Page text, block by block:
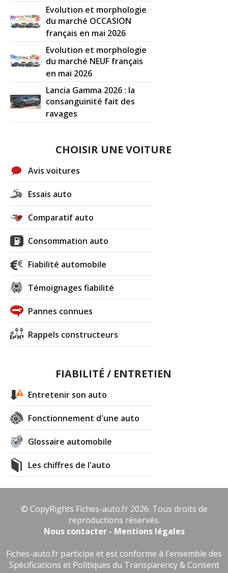
Evolution et morphologie
du marché OCCASION
français en mai 2026
Evolution et morphologie
du marché NEUF français
en mai 2026
Lancia Gamma 2026 : la
consanguinité fait des
ravages
CHOISIR UNE VOITURE
Avis voitures
Essais auto
Comparatif auto
Consommation auto
Fiabilité automobile
Témoignages fiabilité
Pannes connues
Rappels constructeurs
FIABILITÉ / ENTRETIEN
Entretenir son auto
Fonctionnement d'une auto
Glossaire automobile
Les chiffres de l'auto
© CopyRights Fiches-auto.fr 2026. Tous droits de
reproductions réservés.
Nous contacter - Mentions légales
Fiches-auto.fr participe et est conforme à l'ensemble des
Spécifications et Politiques du Transparency & Consent